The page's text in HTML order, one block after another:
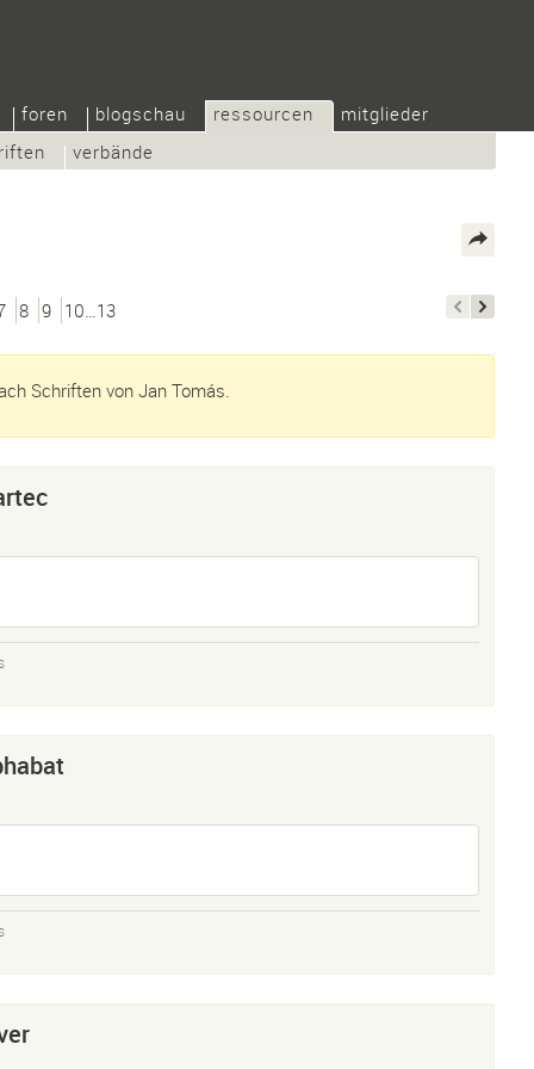
foren blogschau
ressourcen
verbände
mitglieder
8 9 10…13
Schriften von Jan Tomás.